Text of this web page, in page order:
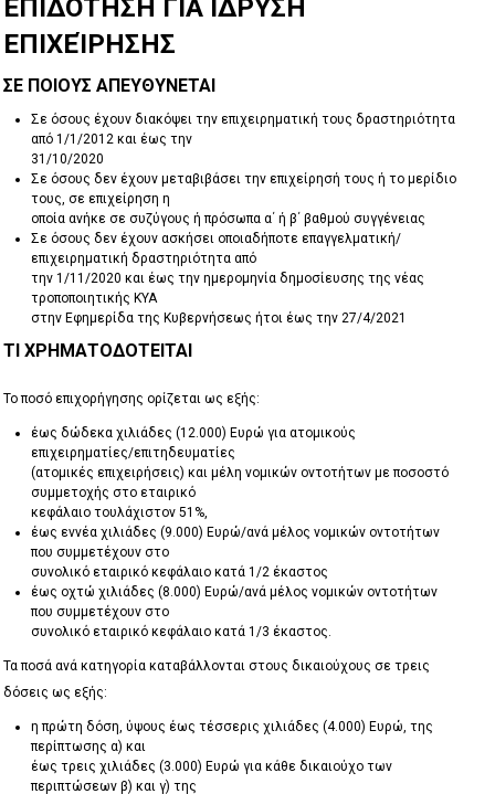
ΕΠΙΔΟΤΗΣΗ ΓΙΑ ΙΔΡΥΣΗ
ΕΠΙΧΕΊΡΗΣΗΣ
ΣΕ ΠΟΙΟΥΣ ΑΠΕΥΘΥΝΕΤΑΙ
Σε όσους έχουν διακόψει την επιχειρηματική τους δραστηριότητα
από 1/1/2012 και έως την
31/10/2020
Σε όσους δεν έχουν μεταβιβάσει την επιχείρησή τους ή το μερίδιο
τους, σε επιχείρηση η
οποία ανήκε σε συζύγους ή πρόσωπα α΄ ή β΄ βαθμού συγγένειας
Σε όσους δεν έχουν ασκήσει οποιαδήποτε επαγγελματική/
επιχειρηματική δραστηριότητα από
την 1/11/2020 και έως την ημερομηνία δημοσίευσης της νέας
τροποποιητικής ΚΥΑ
στην Εφημερίδα της Κυβερνήσεως ήτοι έως την 27/4/2021
ΤΙ ΧΡΗΜΑΤΟΔΟΤΕΙΤΑΙ
Το ποσό επιχορήγησης ορίζεται ως εξής:
έως δώδεκα χιλιάδες (12.000) Ευρώ για ατομικούς
επιχειρηματίες/επιτηδευματίες
(ατομικές επιχειρήσεις) και μέλη νομικών οντοτήτων με ποσοστό
συμμετοχής στο εταιρικό
κεφάλαιο τουλάχιστον 51%,
έως εννέα χιλιάδες (9.000) Ευρώ/ανά μέλος νομικών οντοτήτων
που συμμετέχουν στο
συνολικό εταιρικό κεφάλαιο κατά 1/2 έκαστος
έως οχτώ χιλιάδες (8.000) Ευρώ/ανά μέλος νομικών οντοτήτων
που συμμετέχουν στο
συνολικό εταιρικό κεφάλαιο κατά 1/3 έκαστος.
Τα ποσά ανά κατηγορία καταβάλλονται στους δικαιούχους σε τρεις
δόσεις ως εξής:
η πρώτη δόση, ύψους έως τέσσερις χιλιάδες (4.000) Ευρώ, της
περίπτωσης α) και
έως τρεις χιλιάδες (3.000) Ευρώ για κάθε δικαιούχο των
περιπτώσεων β) και γ) της